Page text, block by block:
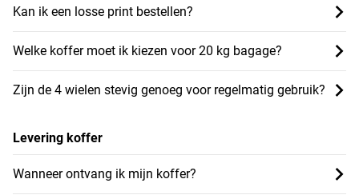
Kan ik een losse print bestellen?
Welke koffer moet ik kiezen voor 20 kg bagage?
Zijn de 4 wielen stevig genoeg voor regelmatig gebruik?
Levering koffer
Wanneer ontvang ik mijn koffer?